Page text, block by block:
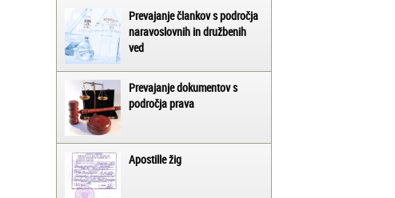
Prevajanje člankov s področja
naravoslovnih in družbenih
ved
Prevajanje dokumentov s
področja prava
Apostille žig